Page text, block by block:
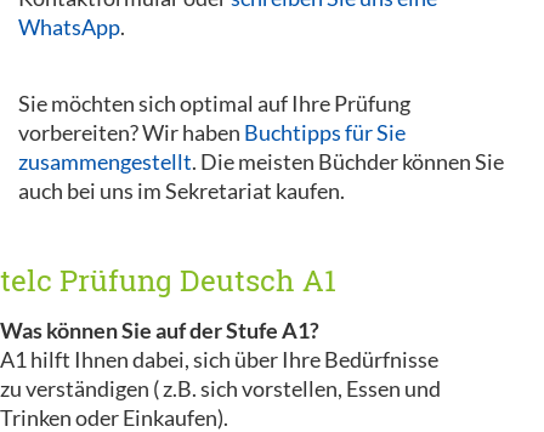
WhatsApp.
Sie möchten sich optimal auf Ihre Prüfung
vorbereiten? Wir haben Buchtipps für Sie
zusammengestellt. Die meisten Büchder können Sie
auch bei uns im Sekretariat kaufen.
telc Prüfung Deutsch A1
Was können Sie auf der Stufe A1?
A1 hilft Ihnen dabei, sich über Ihre Bedürfnisse
zu verständigen ( z.B. sich vorstellen, Essen und
Trinken oder Einkaufen).